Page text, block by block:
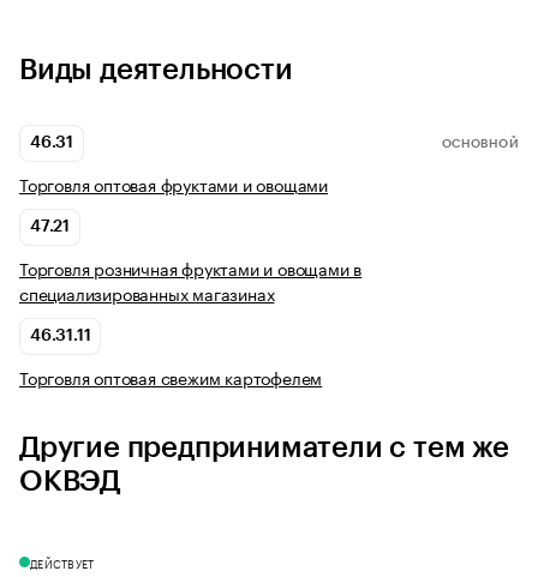
Виды деятельности
46.31 ОСНОВНОЙ
Торговля оптовая фруктами и овощами
47.21
Торговля розничная фруктами и овощами в
специализированных магазинах
46.31.11
Торговля оптовая свежим картофелем
Другие предприниматели с тем же
ОКВЭД
ДЕЙСТВУЕТ